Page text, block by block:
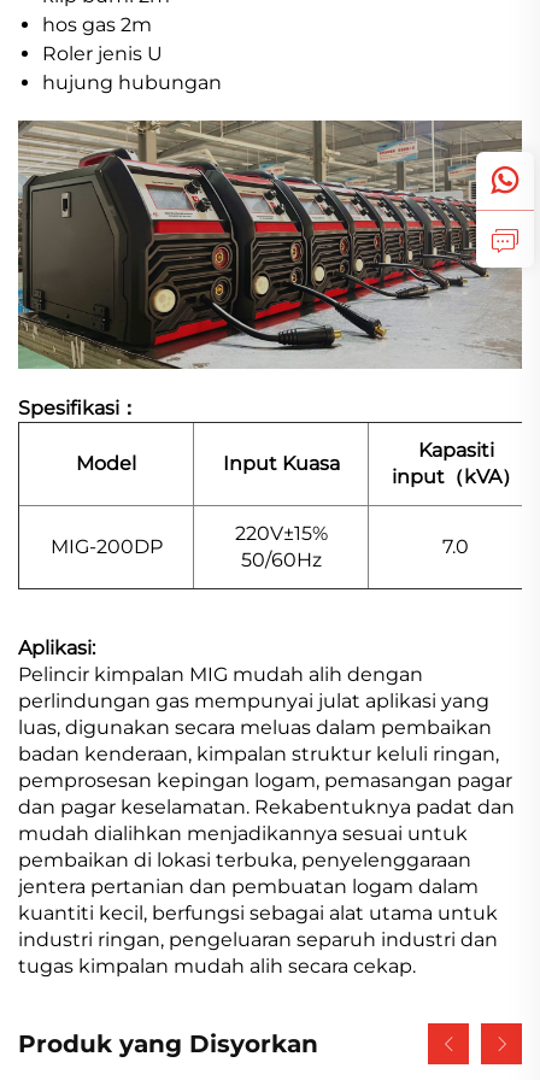
hos gas 2m
Roler jenis U
hujung hubungan
Spesifikasi：
Model Input Kuasa
Kapasiti
input（kVA）
MIG-200DP
220V±15%
50/60Hz
7.0
Aplikasi:
Pelincir kimpalan MIG mudah alih dengan
perlindungan gas mempunyai julat aplikasi yang
luas, digunakan secara meluas dalam pembaikan
badan kenderaan, kimpalan struktur keluli ringan,
pemprosesan kepingan logam, pemasangan pagar
dan pagar keselamatan. Rekabentuknya padat dan
mudah dialihkan menjadikannya sesuai untuk
pembaikan di lokasi terbuka, penyelenggaraan
jentera pertanian dan pembuatan logam dalam
kuantiti kecil, berfungsi sebagai alat utama untuk
industri ringan, pengeluaran separuh industri dan
tugas kimpalan mudah alih secara cekap.
Produk yang Disyorkan